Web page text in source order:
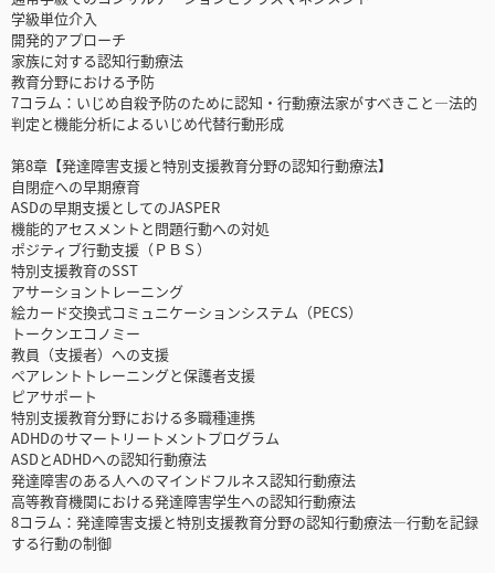
学級単位介入
開発的アプローチ
家族に対する認知行動療法
教育分野における予防
7コラム：いじめ自殺予防のために認知・行動療法家がすべきこと―法的
判定と機能分析によるいじめ代替行動形成
第8章【発達障害支援と特別支援教育分野の認知行動療法】
自閉症への早期療育
ASDの早期支援としてのJASPER
機能的アセスメントと問題行動への対処
ポジティブ行動支援（ＰＢＳ）
特別支援教育のSST
アサーショントレーニング
絵カード交換式コミュニケーションシステム（PECS）
トークンエコノミー
教員（支援者）への支援
ペアレントトレーニングと保護者支援
ピアサポート
特別支援教育分野における多職種連携
ADHDのサマートリートメントプログラム
ASDとADHDへの認知行動療法
発達障害のある人へのマインドフルネス認知行動療法
高等教育機関における発達障害学生への認知行動療法
8コラム：発達障害支援と特別支援教育分野の認知行動療法―行動を記録
する行動の制御